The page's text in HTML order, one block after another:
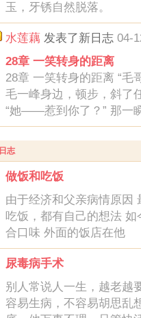
玉，牙锈自然脱落。
水莲藕 发表了新日志 04-
28章 一笑转身的距离
28章 一笑转身的距离 “毛
毛一峰身边，顿步，斜了
“她——惹到你了？” 那一
日志
做饭和吃饭
由于经济和父亲病情原因
吃饭，都有自己的想法
合口味 外面的饭店在他
尿毒病手术
别人常说人一生，越老越
容易生病，不容易胡思乱